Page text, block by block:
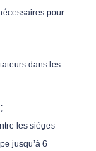
pour
dans les
les sièges
jusqu’à 6